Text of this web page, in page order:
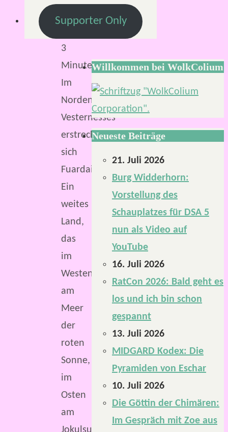
3
Minuten
Im
Norden
Vesternesses
erstreckt
sich
Fuardain.
Ein
weites
Land,
das
im
Westen
am
Meer
der
roten
Sonne,
im
Osten
am
Jokulsund,
Supporter Only
Willkommen bei WolkColium
Neueste Beiträge
21. Juli 2026
Burg Widderhorn:
Vorstellung des
Schauplatzes für DSA 5
nun als Video auf
YouTube
16. Juli 2026
RatCon 2026: Bald geht es
los und ich bin schon
gespannt
13. Juli 2026
MIDGARD Kodex: Die
Pyramiden von Eschar
10. Juli 2026
Die Göttin der Chimären:
Im Gespräch mit Zoe aus